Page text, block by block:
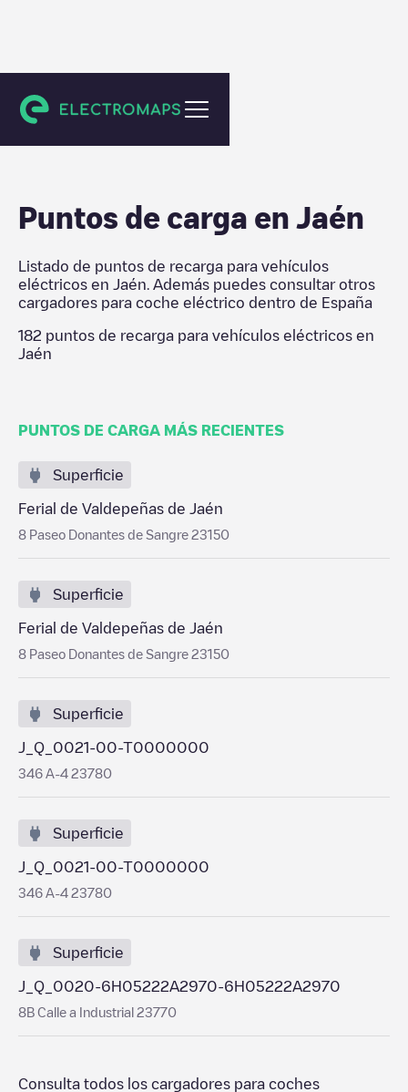
España
Puntos de carga en Jaén
Listado de puntos de recarga para vehículos
eléctricos en
Jaén . Además puedes consultar otros
cargadores para coche eléctrico dentro de España
182 puntos de recarga para vehículos eléctricos en
Jaén
PUNTOS DE CARGA MÁS RECIENTES
Superficie
Ferial de Valdepeñas de Jaén
8 Paseo Donantes de Sangre 23150
Superficie
Ferial de Valdepeñas de Jaén
8 Paseo Donantes de Sangre 23150
Superficie
J_Q_0021-00-T0000000
346 A-4 23780
Superficie
J_Q_0021-00-T0000000
346 A-4 23780
Superficie
J_Q_0020-6H05222A2970-6H05222A2970
8B Calle a Industrial 23770
Consulta todos los cargadores para coches